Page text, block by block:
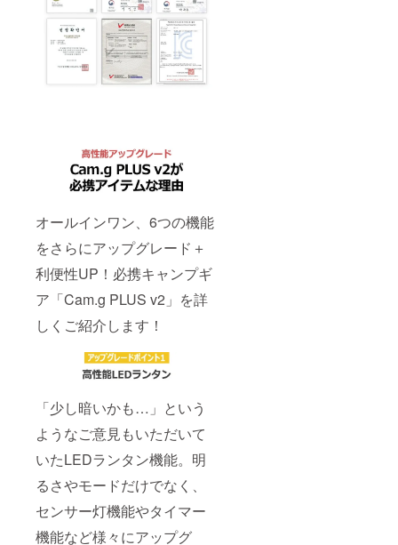
オールインワン、6つの機能
をさらにアップグレード＋
利便性UP！必携キャンプギ
ア「Cam.g PLUS v2」を詳
しくご紹介します！
「少し暗いかも…」という
ようなご意見もいただいて
いたLEDランタン機能。明
るさやモードだけでなく、
センサー灯機能やタイマー
機能など様々にアップグ